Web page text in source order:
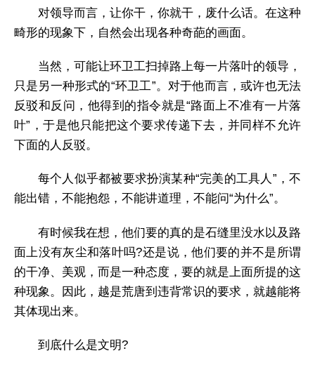
对领导而言，让你干，你就干，废什么话。在这种
畸形的现象下，自然会出现各种奇葩的画面。
当然，可能让环卫工扫掉路上每一片落叶的领导，
只是另一种形式的“环卫工”。对于他而言，或许也无法
反驳和反问，他得到的指令就是“路面上不准有一片落
叶”，于是他只能把这个要求传递下去，并同样不允许
下面的人反驳。
每个人似乎都被要求扮演某种“完美的工具人”，不
能出错，不能抱怨，不能讲道理，不能问“为什么”。
有时候我在想，他们要的真的是石缝里没水以及路
面上没有灰尘和落叶吗?还是说，他们要的并不是所谓
的干净、美观，而是一种态度，要的就是上面所提的这
种现象。因此，越是荒唐到违背常识的要求，就越能将
其体现出来。
到底什么是文明?